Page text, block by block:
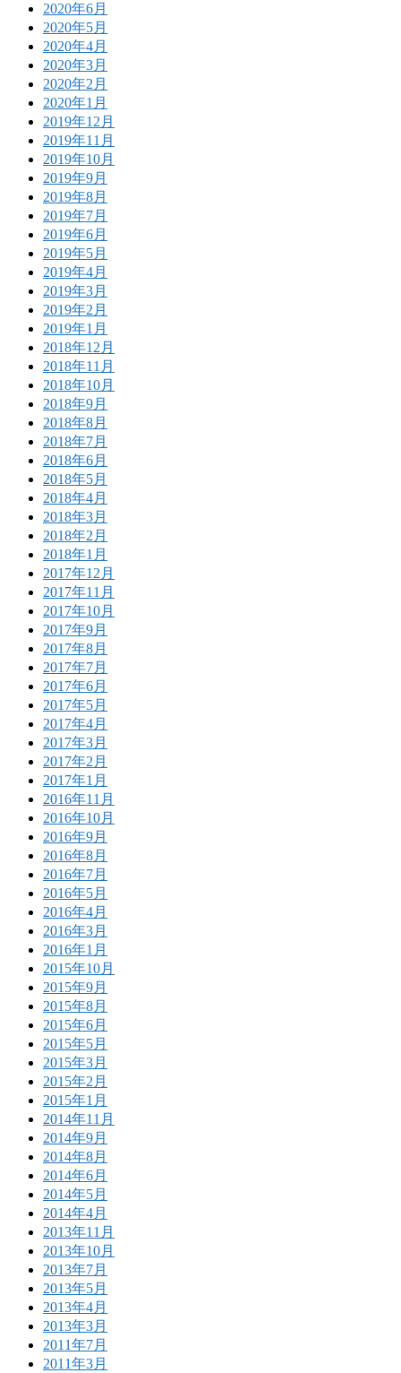
2020年6月
2020年5月
2020年4月
2020年3月
2020年2月
2020年1月
2019年12月
2019年11月
2019年10月
2019年9月
2019年8月
2019年7月
2019年6月
2019年5月
2019年4月
2019年3月
2019年2月
2019年1月
2018年12月
2018年11月
2018年10月
2018年9月
2018年8月
2018年7月
2018年6月
2018年5月
2018年4月
2018年3月
2018年2月
2018年1月
2017年12月
2017年11月
2017年10月
2017年9月
2017年8月
2017年7月
2017年6月
2017年5月
2017年4月
2017年3月
2017年2月
2017年1月
2016年11月
2016年10月
2016年9月
2016年8月
2016年7月
2016年5月
2016年4月
2016年3月
2016年1月
2015年10月
2015年9月
2015年8月
2015年6月
2015年5月
2015年3月
2015年2月
2015年1月
2014年11月
2014年9月
2014年8月
2014年6月
2014年5月
2014年4月
2013年11月
2013年10月
2013年7月
2013年5月
2013年4月
2013年3月
2011年7月
2011年3月